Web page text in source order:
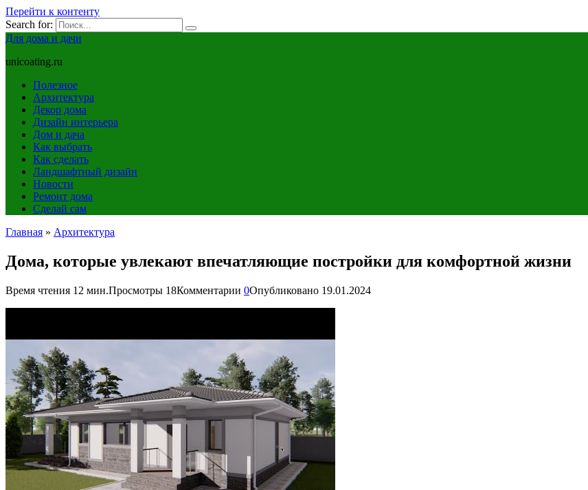
Перейти к контенту
Search for:
Для дома и дачи
unicoating.ru
Полезное
Архитектура
Декор дома
Дизайн интерьера
Дом и дача
Как выбрать
Как сделать
Ландшафтный дизайн
Новости
Ремонт дома
Сделай сам
Главная » Архитектура
Дома, которые увлекают впечатляющие постройки для комфортной жизни
Время чтения 12 мин.Просмотры 18Комментарии 0Опубликовано 19.01.2024